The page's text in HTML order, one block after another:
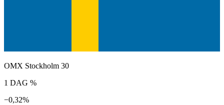
OMX Stockholm 30
1 DAG %
−0,32%